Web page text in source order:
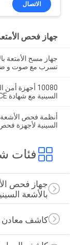
الاتصال
جهاز فحص
تسرب مع صوت و ضوء
10080 أجهزة
السينية مع شهادة CE
أنظمة فحص الأشعة
السينية لأجهزة
فئات
جهاز فحص
بالأشعة
كاشف معادن